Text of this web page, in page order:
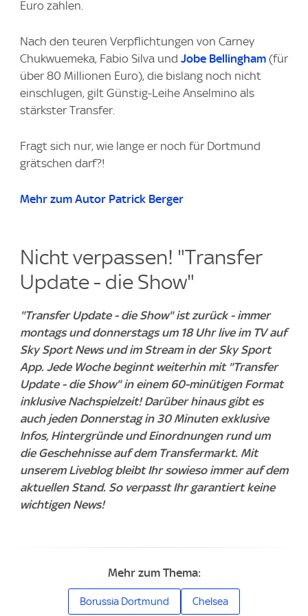
Euro zahlen.
Nach den teuren Verpflichtungen von Carney
Chukwuemeka, Fabio Silva und Jobe Bellingham (für
über 80 Millionen Euro), die bislang noch nicht
einschlugen, gilt Günstig-Leihe Anselmino als
stärkster Transfer.
Fragt sich nur, wie lange er noch für Dortmund
grätschen darf?!
Mehr zum Autor Patrick Berger
Nicht verpassen! "Transfer
Update - die Show"
"Transfer Update - die Show" ist zurück - immer
montags und donnerstags um 18 Uhr live im TV auf
Sky Sport News und im Stream in der Sky Sport
App. Jede Woche beginnt weiterhin mit "Transfer
Update - die Show" in einem 60-minütigen Format
inklusive Nachspielzeit! Darüber hinaus gibt es
auch jeden Donnerstag in 30 Minuten exklusive
Infos, Hintergründe und Einordnungen rund um
die Geschehnisse auf dem Transfermarkt. Mit
unserem Liveblog bleibt Ihr sowieso immer auf dem
aktuellen Stand. So verpasst Ihr garantiert keine
wichtigen News!
Mehr zum Thema:
Borussia Dortmund Chelsea